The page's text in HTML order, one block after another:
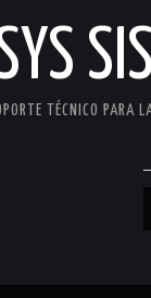
TÉCNICO PARA